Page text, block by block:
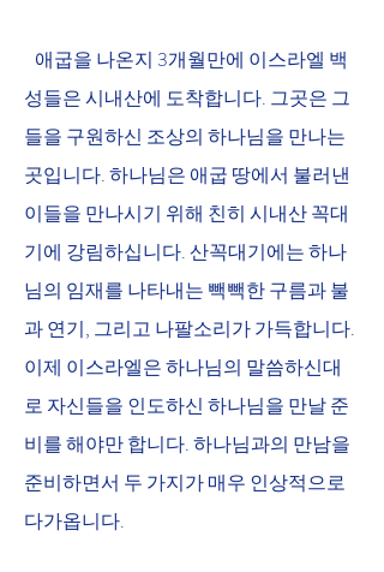
성들은 시내산에 도착합니다. 그곳은 그
들을 구원하신 조상의 하나님을 만나는
곳입니다. 하나님은 애굽 땅에서 불러낸
이들을 만나시기 위해 친히 시내산 꼭대
기에 강림하십니다. 산꼭대기에는 하나
님의 임재를 나타내는 빽빽한 구름과 불
과 연기, 그리고 나팔소리가 가득합니다.
이제 이스라엘은 하나님의 말씀하신대
로 자신들을 인도하신 하나님을 만날 준
비를 해야만 합니다. 하나님과의 만남을
준비하면서 두 가지가 매우 인상적으로
다가옵니다.